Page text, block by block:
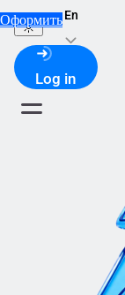
En
Log in
Оформить